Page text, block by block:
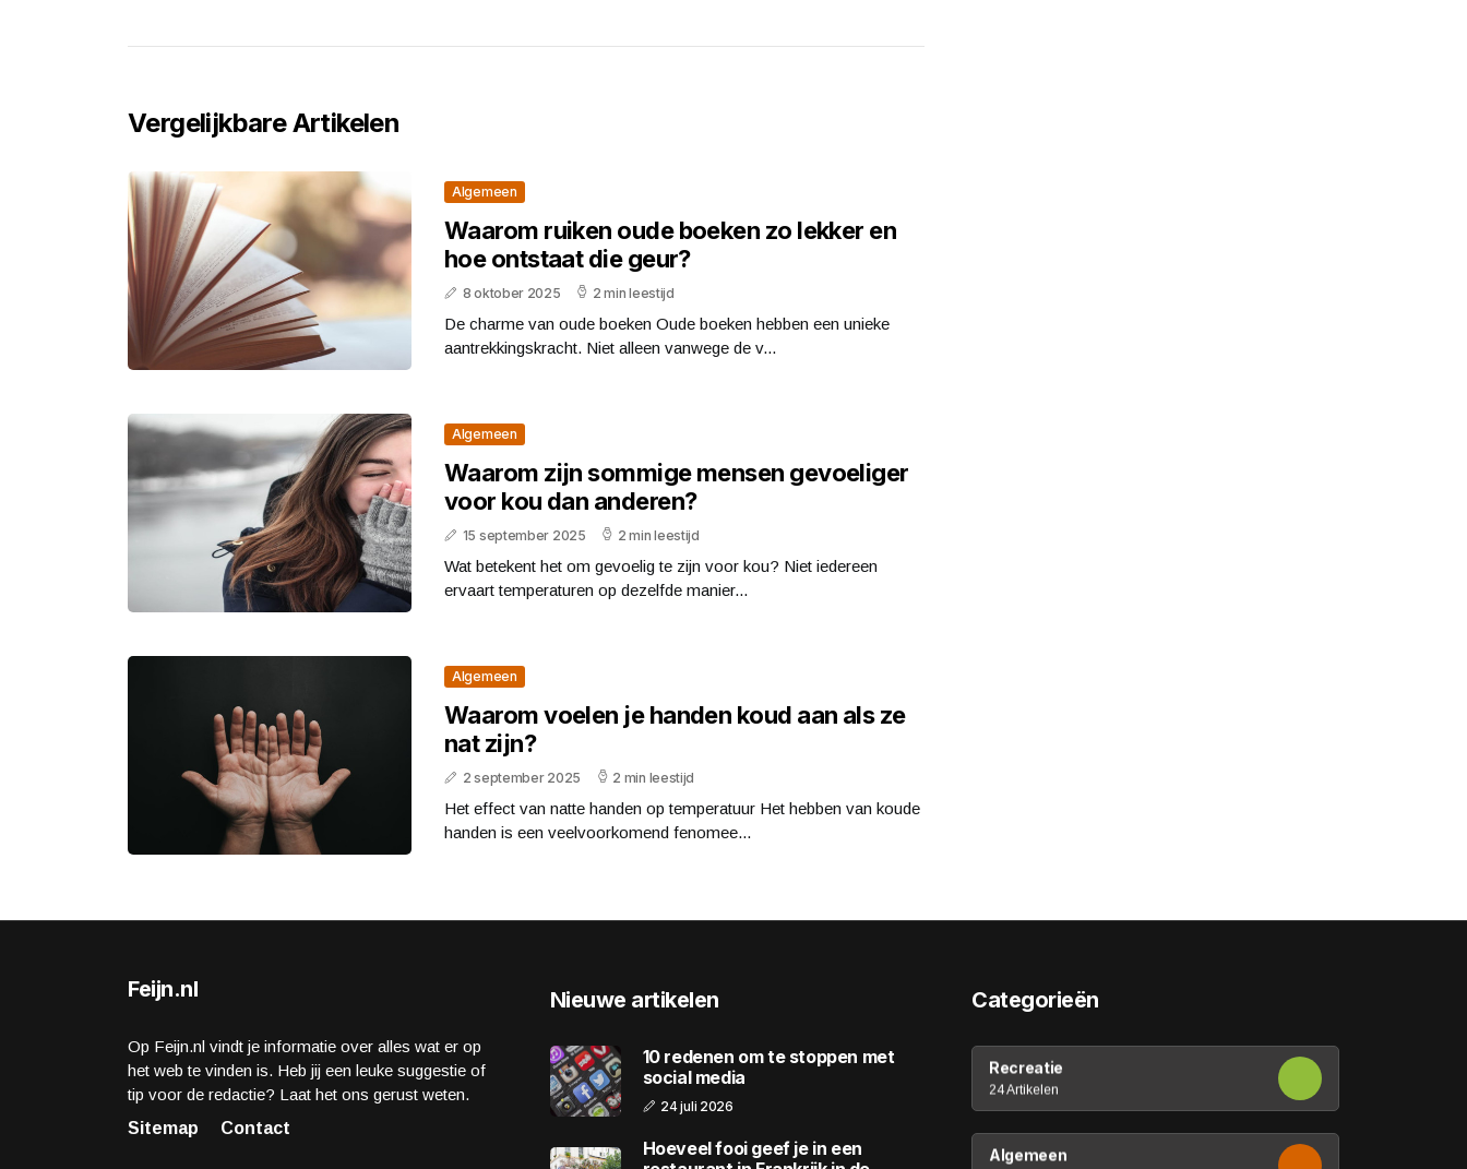
Vergelijkbare Artikelen
Algemeen
Waarom ruiken oude boeken zo lekker en
hoe ontstaat die geur?
8 oktober 2025 2 min leestijd
De charme van oude boeken Oude boeken hebben een unieke
aantrekkingskracht. Niet alleen vanwege de v...
Algemeen
Waarom zijn sommige mensen gevoeliger
voor kou dan anderen?
15 september 2025 2 min leestijd
Wat betekent het om gevoelig te zijn voor kou? Niet iedereen
ervaart temperaturen op dezelfde manier...
Algemeen
Waarom voelen je handen koud aan als ze
nat zijn?
2 september 2025 2 min leestijd
Het effect van natte handen op temperatuur Het hebben van koude
handen is een veelvoorkomend fenomee...
Feijn.nl
Op Feijn.nl vindt je informatie over alles wat er op
het web te vinden is. Heb jij een leuke suggestie of
tip voor de redactie? Laat het ons gerust weten.
Sitemap
Contact
Nieuwe artikelen
10 redenen om te stoppen met
social media
24 juli 2026
Hoeveel fooi geef je in een
Categorieën
Recreatie
24 Artikelen
Algemeen